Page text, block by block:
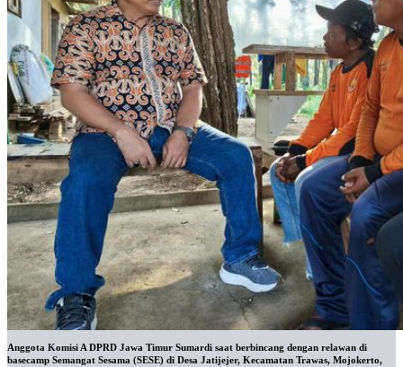
Anggota Komisi A DPRD Jawa Timur Sumardi saat berbincang dengan relawan di
basecamp Semangat Sesama (SESE) di Desa Jatijejer, Kecamatan Trawas, Mojokerto,